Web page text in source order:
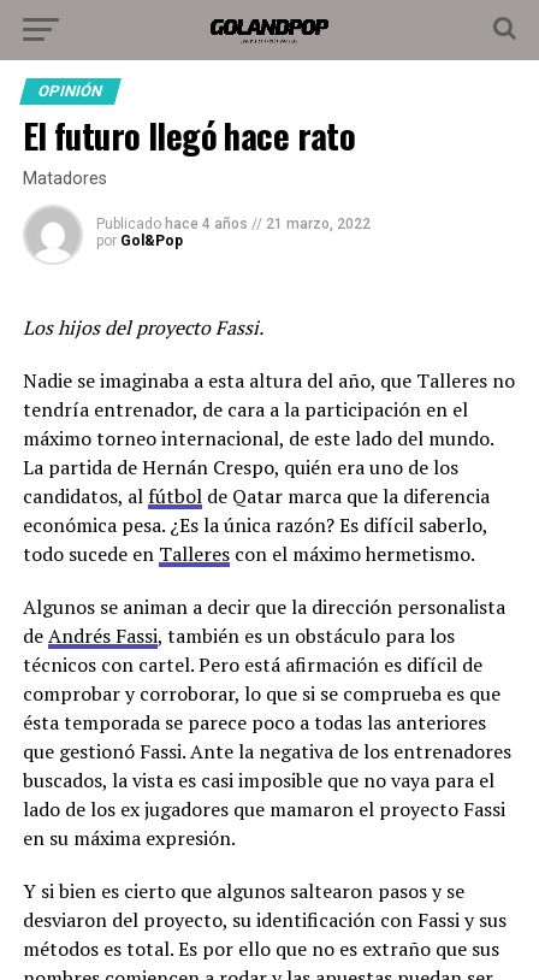
OPINIÓN
El futuro llegó hace rato
Matadores
Publicado hace 4 años // 21 marzo, 2022
por Gol&Pop
Los hijos del proyecto Fassi.
Nadie se imaginaba a esta altura del año, que Talleres no
tendría entrenador, de cara a la participación en el
máximo torneo internacional, de este lado del mundo.
La partida de Hernán Crespo, quién era uno de los
candidatos, alfútbolde Qatar marca que la diferencia
económica pesa. ¿Es la única razón? Es difícil saberlo,
todo sucede en Tallerescon el máximo hermetismo.
Algunos se animan a decir que la dirección personalista
deAndrés Fassi, también es un obstáculo para los
técnicos con cartel. Pero está afirmación es difícil de
comprobar y corroborar, lo que si se comprueba es que
ésta temporada se parece poco a todas las anteriores
que gestionó Fassi. Ante la negativa de los entrenadores
buscados, la vista es casi imposible que no vaya para el
lado de los ex jugadores que mamaron el proyecto Fassi
en su máxima expresión.
Y si bien es cierto que algunos saltearon pasos y se
desviaron del proyecto, su identificación con Fassi y sus
métodos es total. Es por ello que no es extraño que sus